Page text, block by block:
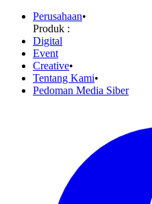
Perusahaan•
Produk :
Digital
Event
Creative•
Tentang Kami•
Pedoman Media Siber